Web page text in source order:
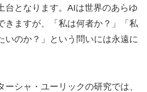
台となります。AIは世界のあらゆ
きますが、「私は何者か？」「私
いのか？」という問いには永遠に
ーシャ・ユーリックの研究では、